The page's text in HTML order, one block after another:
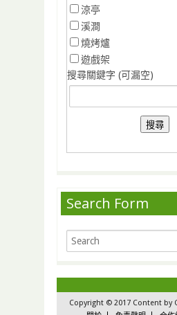
涼亭
溪澗
燒烤爐
遊戲架
搜尋關鍵字 (可漏空)
Search Form
Copyright © 2017 Content by